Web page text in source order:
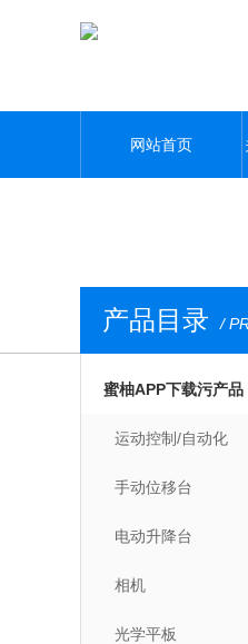
网站首页
产品目录 /
蜜柚APP下载污产品
运动控制/自动化
手动位移台
电动升降台
相机
光学平板